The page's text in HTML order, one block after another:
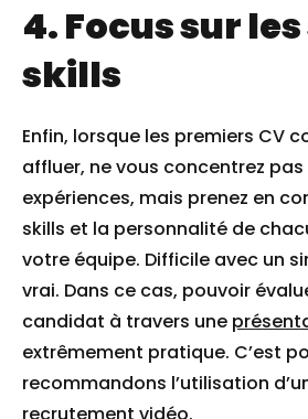
4. Focus sur
skills
Enfin, lorsque les premiers CV
affluer, ne vous concentrez
expériences, mais prenez en
skills et la personnalité de
votre équipe. Difficile avec un
vrai. Dans ce cas, pouvoir
candidat à travers une
extrêmement pratique. C’est
recommandons l’utilisation